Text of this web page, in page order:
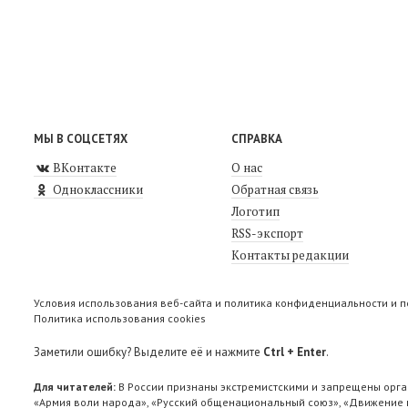
МЫ В СОЦСЕТЯХ
ВКонтакте
Одноклассники
СПРАВКА
О нас
Обратная связь
Логотип
RSS-экспорт
Контакты редакции
Условия использования веб-сайта и политика конфиденциальности и
Политика использования cookies
Заметили ошибку? Выделите её и нажмите Ctrl + Enter.
Для читателей: В России признаны экстремистскими и запрещены
«Армия воли народа», «Русский общенациональный союз»,